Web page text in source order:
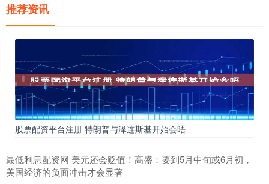
推荐资讯
股票配资平台注册 特朗普与泽连斯基开始会晤
最低利息配资网 美元还会贬值！高盛：要到5月中旬或6月初，
美国经济的负面冲击才会显著